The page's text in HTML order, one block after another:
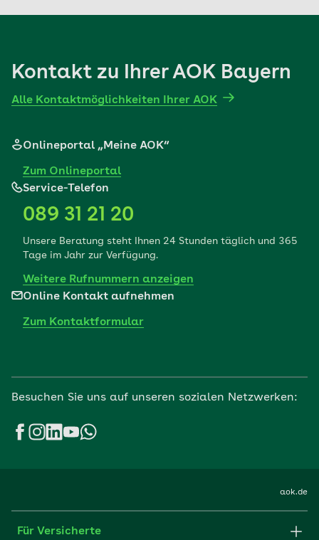
Kontakt zu Ihrer AOK Bayern
Alle Kontaktmöglichkeiten Ihrer AOK
Onlineportal „Meine AOK“
Zum Onlineportal
Service-Telefon
089 31 21 20
Unsere Beratung steht Ihnen 24 Stunden täglich und 365
Tage im Jahr zur Verfügung.
Weitere Rufnummern anzeigen
Online Kontakt aufnehmen
Zum Kontaktformular
Besuchen Sie uns auf unseren sozialen Netzwerken:
aok.de
Für Versicherte